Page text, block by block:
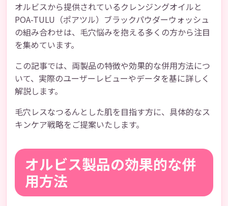
オルビスから提供されているクレンジングオイルと
POA-TULU（ポアツル）ブラックパウダーウォッシュ
の組み合わせは、毛穴悩みを抱える多くの方から注目
を集めています。
この記事では、両製品の特徴や効果的な併用方法につ
いて、実際のユーザーレビューやデータを基に詳しく
解説します。
毛穴レスなつるんとした肌を目指す方に、具体的なス
キンケア戦略をご提案いたします。
オルビス製品の効果的な併
用方法